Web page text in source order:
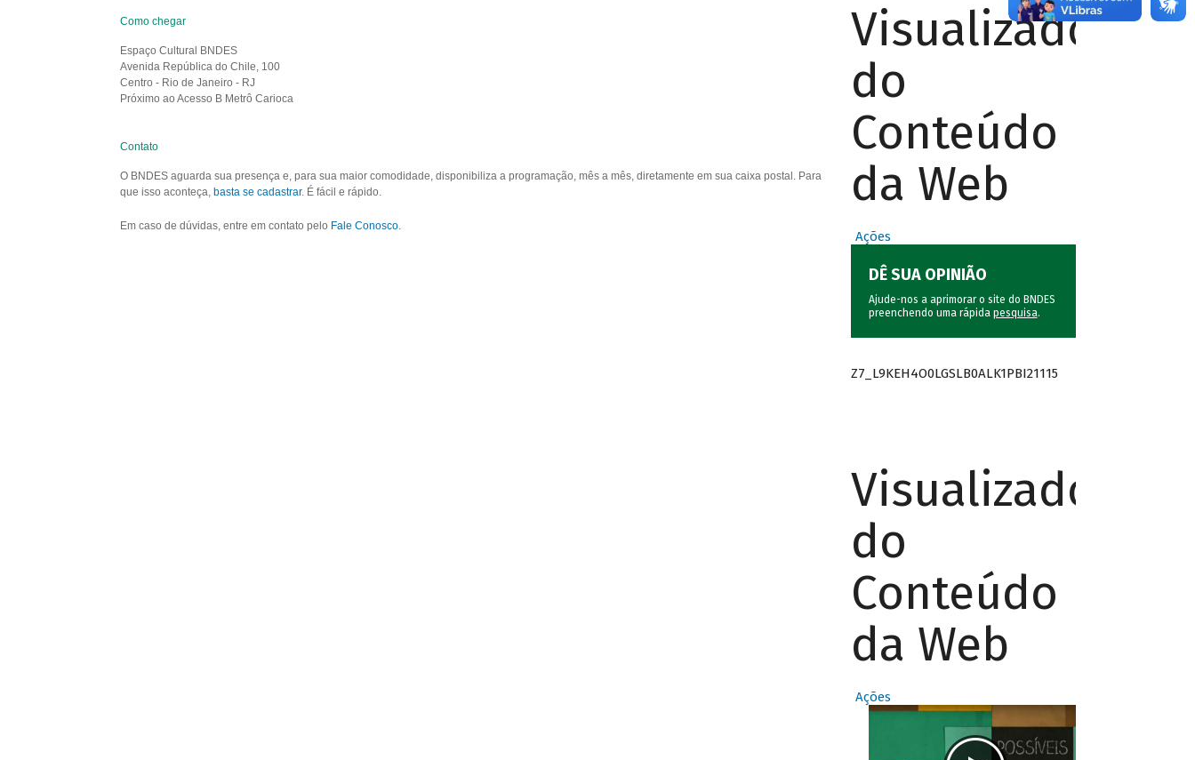
Como chegar
Espaço Cultural BNDES
Avenida República do Chile, 100
Centro - Rio de Janeiro - RJ
Próximo ao Acesso B Metrô Carioca
Contato
O BNDES aguarda sua presença e, para sua maior comodidade, disponibiliza a programação, mês a mês, diretamente em sua caixa postal. Para
que isso aconteça, basta se cadastrar. É fácil e rápido.
Em caso de dúvidas, entre em contato pelo Fale Conosco.
Visualizador
do
Conteúdo
da Web
Ações
DÊ SUA OPINIÃO
Ajude-nos a aprimorar o site do BNDES
preenchendo uma rápida pesquisa.
Z7_L9KEH4O0LGSLB0ALK1PBI21115
Visualizador
do
Conteúdo
da Web
Ações